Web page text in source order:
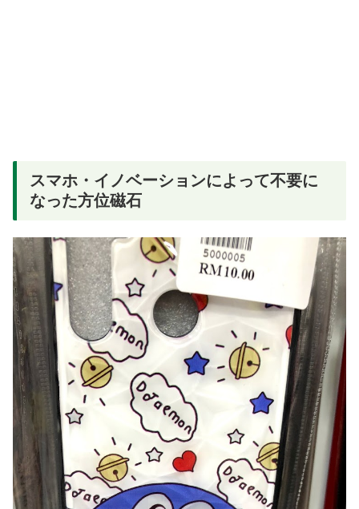
スマホ・イノベーションによって不要に
なった方位磁石